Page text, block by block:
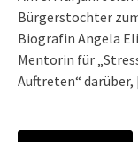
Bürgerstochter
Biografin Angela
Mentorin für
Auftreten“